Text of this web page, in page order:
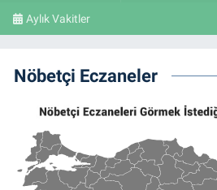
Aylık Vakitler
Nöbetçi Eczaneler